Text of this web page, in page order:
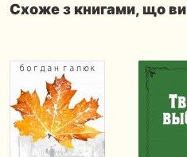
Схоже з книгами, що